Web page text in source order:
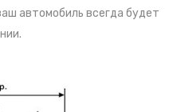
автомобиль всегда будет